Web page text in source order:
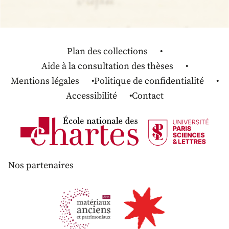
Plan des collections
Aide à la consultation des thèses
Mentions légales
Politique de confidentialité
Accessibilité
Contact
Nos partenaires